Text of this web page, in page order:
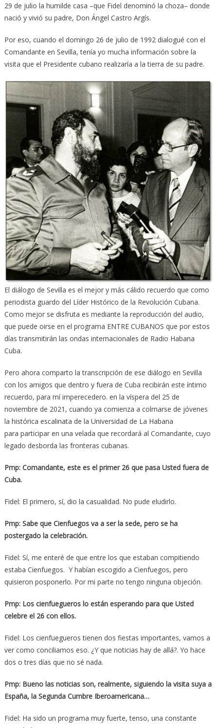
29 de julio la humilde casa –que Fidel denominó la choza– donde
nació y vivió su padre, Don Ángel Castro Argís.
Por eso, cuando el domingo 26 de julio de 1992 dialogué con el
Comandante en Sevilla, tenía yo mucha información sobre la
visita que el Presidente cubano realizaría a la tierra de su padre.
El diálogo de Sevilla es el mejor y más cálido recuerdo que como
periodista guardo del Líder Histórico de la Revolución Cubana.
Como mejor se disfruta es mediante la reproducción del audio,
que puede oirse en el programa ENTRE CUBANOS que por estos
días transmitirán las ondas internacionales de Radio Habana
Cuba.
Pero ahora comparto la transcripción de ese diálogo en Sevilla
con los amigos que dentro y fuera de Cuba recibirán este íntimo
recuerdo, para mí imperecedero. en la víspera del 25 de
noviembre de 2021, cuando ya comienza a colmarse de jóvenes
la histórica escalinata de la Universidad de La Habana
para participar en una velada que recordará al Comandante, cuyo
legado desborda las fronteras cubanas.
Pmp: Comandante, este es el primer 26 que pasa Usted fuera de
Cuba.
Fidel: El primero, sí, dio la casualidad. No pude eludirlo.
Pmp: Sabe que Cienfuegos va a ser la sede, pero se ha
postergado la celebración.
Fidel: Sí, me enteré de que entre los que estaban compitiendo
estaba Cienfuegos. Y habían escogido a Cienfuegos, pero
quisieron posponerlo. Por mi parte no tengo ninguna objeción.
Pmp: Los cienfuegueros lo están esperando para que Usted
celebre el 26 con ellos.
Fidel: Los cienfuegueros tienen dos fiestas importantes, vamos a
ver como conciliamos eso. ¿Y que noticias hay de allá?. Yo hace
dos o tres días que no sé nada.
Pmp: Bueno las noticias son, realmente, siguiendo la visita suya a
España, la Segunda Cumbre Iberoamericana…
Fidel: Ha sido un programa muy fuerte, tenso, una constante